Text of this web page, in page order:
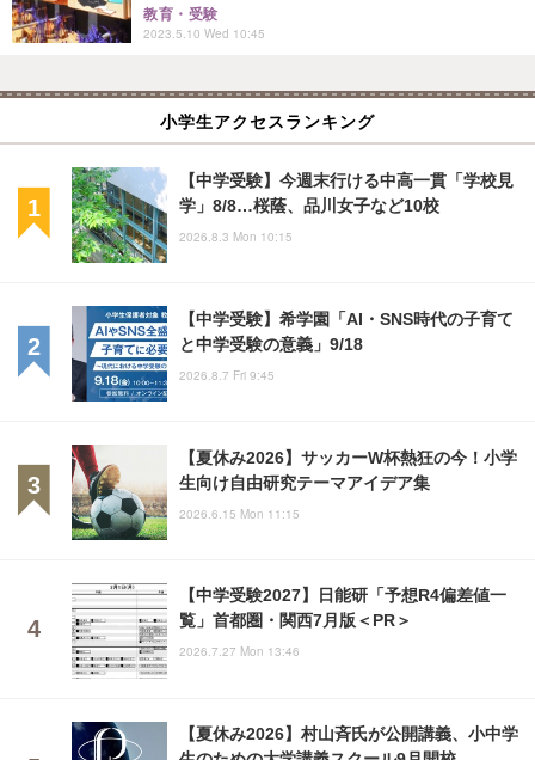
教育・受験
2023.5.10 Wed 10:45
小学生アクセスランキング
【中学受験】今週末行ける中高一貫「学校見
学」8/8…桜蔭、品川女子など10校
2026.8.3 Mon 10:15
【中学受験】希学園「AI・SNS時代の子育て
と中学受験の意義」9/18
2026.8.7 Fri 9:45
【夏休み2026】サッカーW杯熱狂の今！小学
生向け自由研究テーマアイデア集
2026.6.15 Mon 11:15
【中学受験2027】日能研「予想R4偏差値一
覧」首都圏・関西7月版＜PR＞
2026.7.27 Mon 13:46
【夏休み2026】村山斉氏が公開講義、小中学